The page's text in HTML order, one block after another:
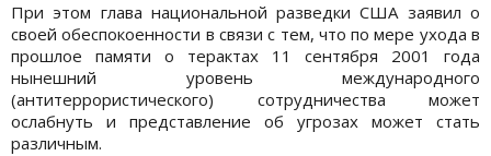
При этом глава национальной разведки США заявил о
своей обеспокоенности в связи с тем, что по мере ухода в
прошлое памяти о терактах 11 сентября 2001 года
нынешний уровень международного
(антитеррористического) сотрудничества может
ослабнуть и представление об угрозах может стать
различным.